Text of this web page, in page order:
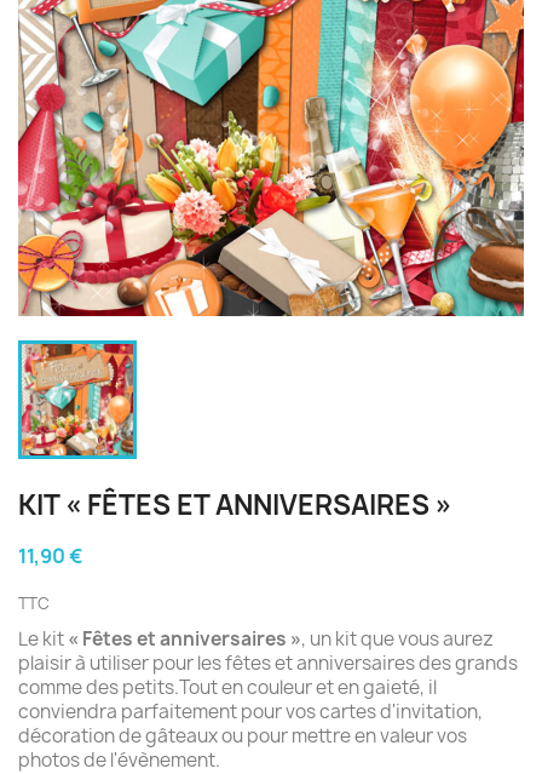
KIT « FÊTES ET ANNIVERSAIRES »
11,90 €
TTC
Le kit« Fêtes et anniversaires », un kit que vous aurez
plaisir à utiliser pour les fêtes et anniversaires des grands
comme des petits.Tout en couleur et en gaieté, il
conviendra parfaitement pour vos cartes d'invitation,
décoration de gâteaux ou pour mettre en valeur vos
photos de l'évènement.